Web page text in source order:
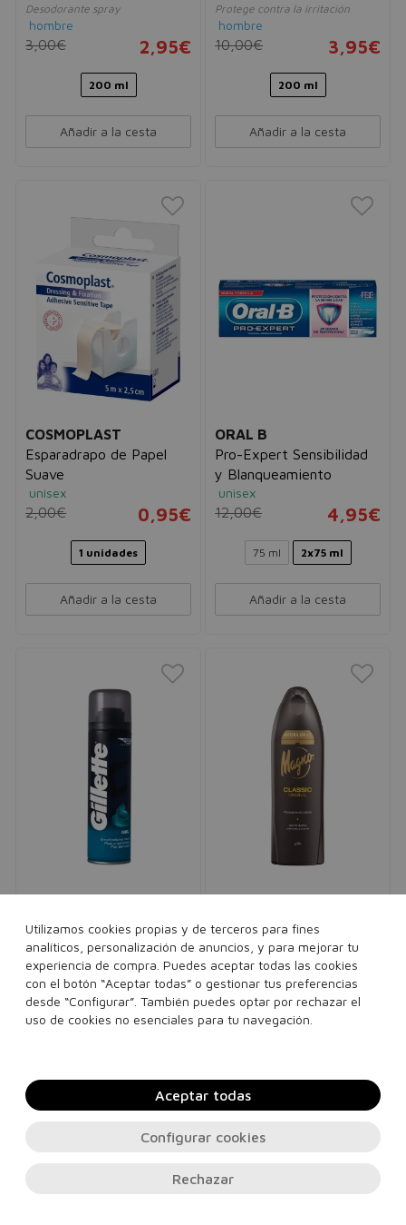
Desodorante spray
hombre
3,00€ 2,95€
200 ml
Añadir a la cesta
Protege contra la irritación
hombre
10,00€ 3,95€
200 ml
Añadir a la cesta
COSMOPLAST
Esparadrapo de Papel
Suave
unisex
2,00€ 0,95€
1 unidades
Añadir a la cesta
ORAL B
Pro-Expert Sensibilidad
y Blanqueamiento
unisex
12,00€ 4,95€
75 ml 2x75 ml
Añadir a la cesta
Gillette Gel de Afeitar
Cuidado para la piel sensible
hombre
7,00€ 2,95€
200 ml
Añadir a la cesta
Gel de Ducha Magno
Classic Original
Gel de ducha cremoso
unisex
8,00€ 3,95€
Añadir a la cesta
Utilizamos cookies propias y de terceros para fines
analíticos, personalización de anuncios, y para mejorar tu
experiencia de compra. Puedes aceptar todas las cookies
con el botón “Aceptar todas” o gestionar tus preferencias
desde “Configurar”. También puedes optar por rechazar el
uso de cookies no esenciales para tu navegación.
Rechazar
Configurar cookies
Aceptar todas